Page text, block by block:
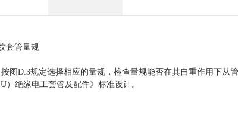
套管量规
按图D.3规定选择相应的量规，检查量规能否在其自重作用下从
）绝缘电工套管及配件》标准设计。